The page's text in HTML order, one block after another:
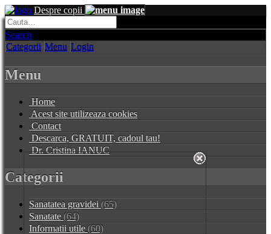
Despre copii
Search
Categorii Menu Login
Menu
Home
Acest site utilizeaza cookies
Contact
Descarca, GRATUIT, cadoul tau!
Dr. Cristina IANUC
Categorii
Sanatatea gravidei (65)
Sanatate (64)
Informatii utile (60)